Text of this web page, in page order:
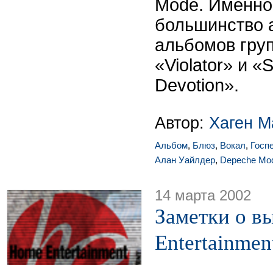
Mode. Именно
большинство
альбомов
«Violator» и
Devotion».
Автор: Хаген
Альбом, Блюз, Вокал,
Алан Уайлдер, Depeche
14 марта 2002
Заметки о